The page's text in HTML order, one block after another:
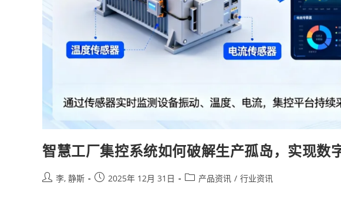
智慧工厂集控系统如何破解生产孤岛，实现数
李, 静斯 2025年 12月 31日 产品资讯 / 行业资讯